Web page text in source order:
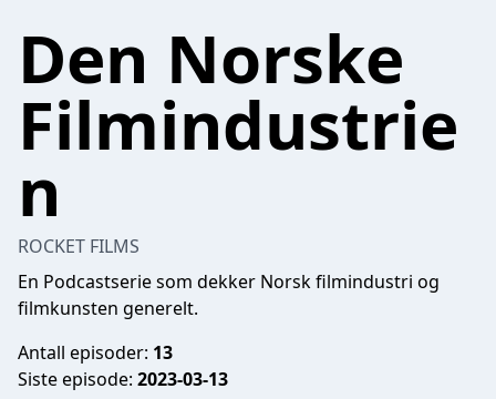
Den Norske
Filmindustrie
n
ROCKET FILMS
En Podcastserie som dekker Norsk filmindustri og
filmkunsten generelt.
Antall episoder: 13
Siste episode: 2023-03-13